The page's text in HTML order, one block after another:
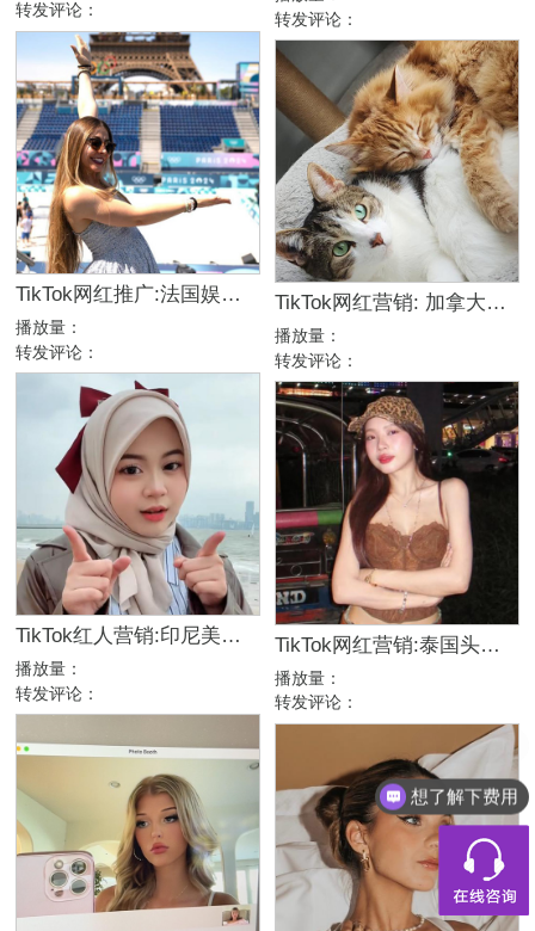
转发评论：
转发评论：
TikTok网红推广:法国娱乐时尚美妆类海外博主
播放量：
转发评论：
TikTok网红营销: 加拿大头部宠物博主宠物产品带货达人
播放量：
转发评论：
TikTok红人营销:印尼美妆护肤头部大型网红博主
播放量：
转发评论：
TikTok网红营销:泰国头部美食类博主日常生活分享达人
播放量：
转发评论：
想了解下费用